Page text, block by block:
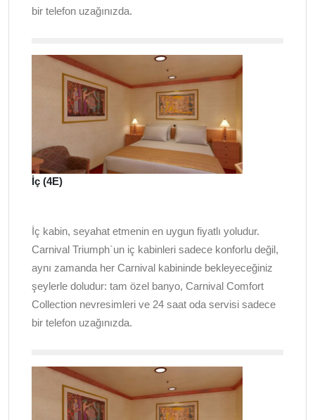
bir telefon uzağınızda.
İç (4E)
İç kabin, seyahat etmenin en uygun fiyatlı yoludur.
Carnival Triumph`un iç kabinleri sadece konforlu değil,
aynı zamanda her Carnival kabininde bekleyeceğiniz
şeylerle doludur: tam özel banyo, Carnival Comfort
Collection nevresimleri ve 24 saat oda servisi sadece
bir telefon uzağınızda.